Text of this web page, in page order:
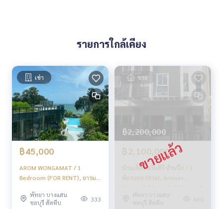
✨ ฟรี! ปูกระเบื้องลานซักล้าง & โรงจอดรถ
✨ ฟรี! ปูกระเบื้องลานซักล้าง & โรงจอดรถ
✨ ฟรี! Built-in TV / ห้องนอน Master
🚗 Nearby:
- ถนนสุขุมวิท: 3 กม.
- มอเตอร์เวย์: 4.6 กม.
- รพ.กรุงเทพพัทยา: 6 กม.
- Central Festival Pattaya Beach: 4.7 กม.
🔥 3.99 ล้านบาท !! (ค่าโอน 50/50) 🔥
** บริการสินเชื่อฟรี! เลือกได้ทุกธนาคาร **
ดอกเบี้ยพิเศษ วงเงินสูงสุด 90–100%
รายการใกล้เคียง
เช่า
฿45,000
AROM WONGAMAT / 1
Bedroom (FOR RENT), อารมณ์
BEWN090
พัทยา บางแสน
ชลบุรี สัตหีบ
333
ขาย
฿2,200,000
฿2,100,000
บ้านเดี่ยว อรินสิริ บ้านปึก / 3
ห้องนอน (ขาย), Arinsiri
Banpuek / Detached House 3
Bedrooms (FOR SALE)
พัทยา บางแสน
ชลบุรี สัตหีบ
660